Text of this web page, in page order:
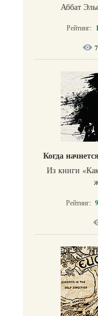
Аббат
Рейтинг:
Когда
Из книги
Рейтинг: